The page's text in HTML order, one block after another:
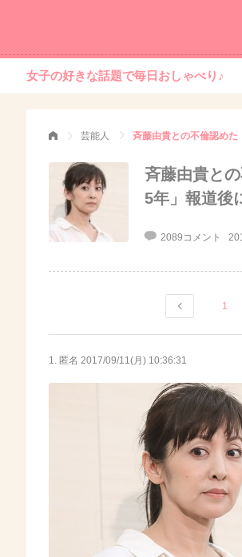
女子の好きな話題で毎日おしゃべり♪
芸能人 斉藤由貴との不倫認め
斉藤由貴と
5年」報道後
2089コメント
1
1. 匿名 2017/09/11(月) 10:36:31